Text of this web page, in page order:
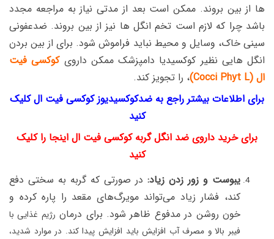
ها از بین بروند. ممکن است بعد از مدتی نیاز به مراجعه مجدد
باشد چرا که لازم است تخم انگل ها نیز از بین بروند. ضدعفونی
سینی خاک، وسایل و محیط نباید فراموش شود. برای از بین بردن
انگل هایی نظیر کوکسیدیا دامپزشک ممکن داروی کوکسی فیت
ال (Cocci Phyt L)
، را تجویز کند.
برای اطلاعات بیشتر راجع به ضدکوکسیدیوز کوکسی فیت ال کلیک
کنید
برای خرید داروی ضد انگل گربه کوکسی فیت ال اینجا را کلیک
کنید
یبوست و زور زدن زیاد: در صورتی که گربه به سختی دفع
کند، فشار زیاد می‌تواند مویرگ‌های مقعد را پاره کرده و
خون روشن در مدفوع ظاهر شود. برای درمان رژیم غذایی با
فیبر بالا و مصرف آب افزایش باید افزایش پیدا کند. در موارد شدید،